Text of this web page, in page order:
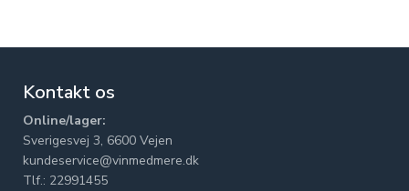
Kontakt os
Online/lager:
Sverigesvej 3, 6600 Vejen
kundeservice@vinmedmere.dk
Tlf.: 22991455